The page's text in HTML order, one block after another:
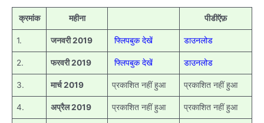
क्रमांक महीना पीडीऍफ़
1. जनवरी 2019 फ्लिपबुक देखें डाउनलोड
2. फरवरी 2019 फ्लिपबुक देखें डाउनलोड
3. मार्च 2019 प्रकाशित नहीं हुआ प्रकाशित नहीं हुआ
4. अप्रैल 2019 प्रकाशित नहीं हुआ प्रकाशित नहीं हुआ